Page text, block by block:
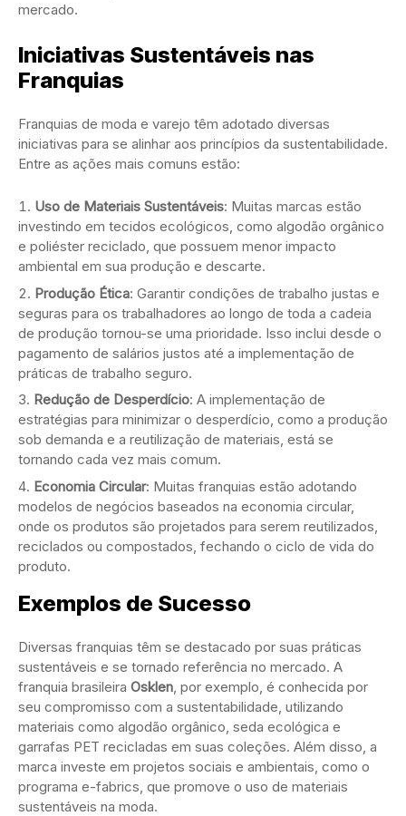
mercado.
Iniciativas Sustentáveis nas
Franquias
Franquias de moda e varejo têm adotado diversas
iniciativas para se alinhar aos princípios da sustentabilidade.
Entre as ações mais comuns estão:
Uso de Materiais Sustentáveis: Muitas marcas estão
investindo em tecidos ecológicos, como algodão orgânico
e poliéster reciclado, que possuem menor impacto
ambiental em sua produção e descarte.
Produção Ética: Garantir condições de trabalho justas e
seguras para os trabalhadores ao longo de toda a cadeia
de produção tornou-se uma prioridade. Isso inclui desde o
pagamento de salários justos até a implementação de
práticas de trabalho seguro.
Redução de Desperdício: A implementação de
estratégias para minimizar o desperdício, como a produção
sob demanda e a reutilização de materiais, está se
tornando cada vez mais comum.
Economia Circular: Muitas franquias estão adotando
modelos de negócios baseados na economia circular,
onde os produtos são projetados para serem reutilizados,
reciclados ou compostados, fechando o ciclo de vida do
produto.
Exemplos de Sucesso
Diversas franquias têm se destacado por suas práticas
sustentáveis e se tornado referência no mercado. A
franquia brasileira Osklen , por exemplo, é conhecida por
seu compromisso com a sustentabilidade, utilizando
materiais como algodão orgânico, seda ecológica e
garrafas PET recicladas em suas coleções. Além disso, a
marca investe em projetos sociais e ambientais, como o
programa e-fabrics, que promove o uso de materiais
sustentáveis na moda.